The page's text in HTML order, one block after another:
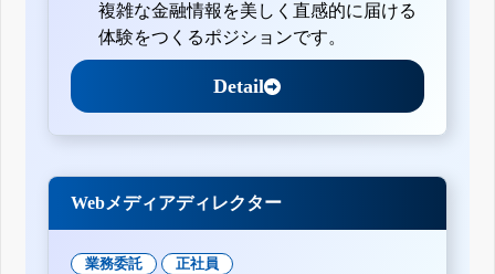
複雑な金融情報を美しく直感的に届ける
体験をつくるポジションです。
Detail
Webメディアディレクター
業務委託 正社員